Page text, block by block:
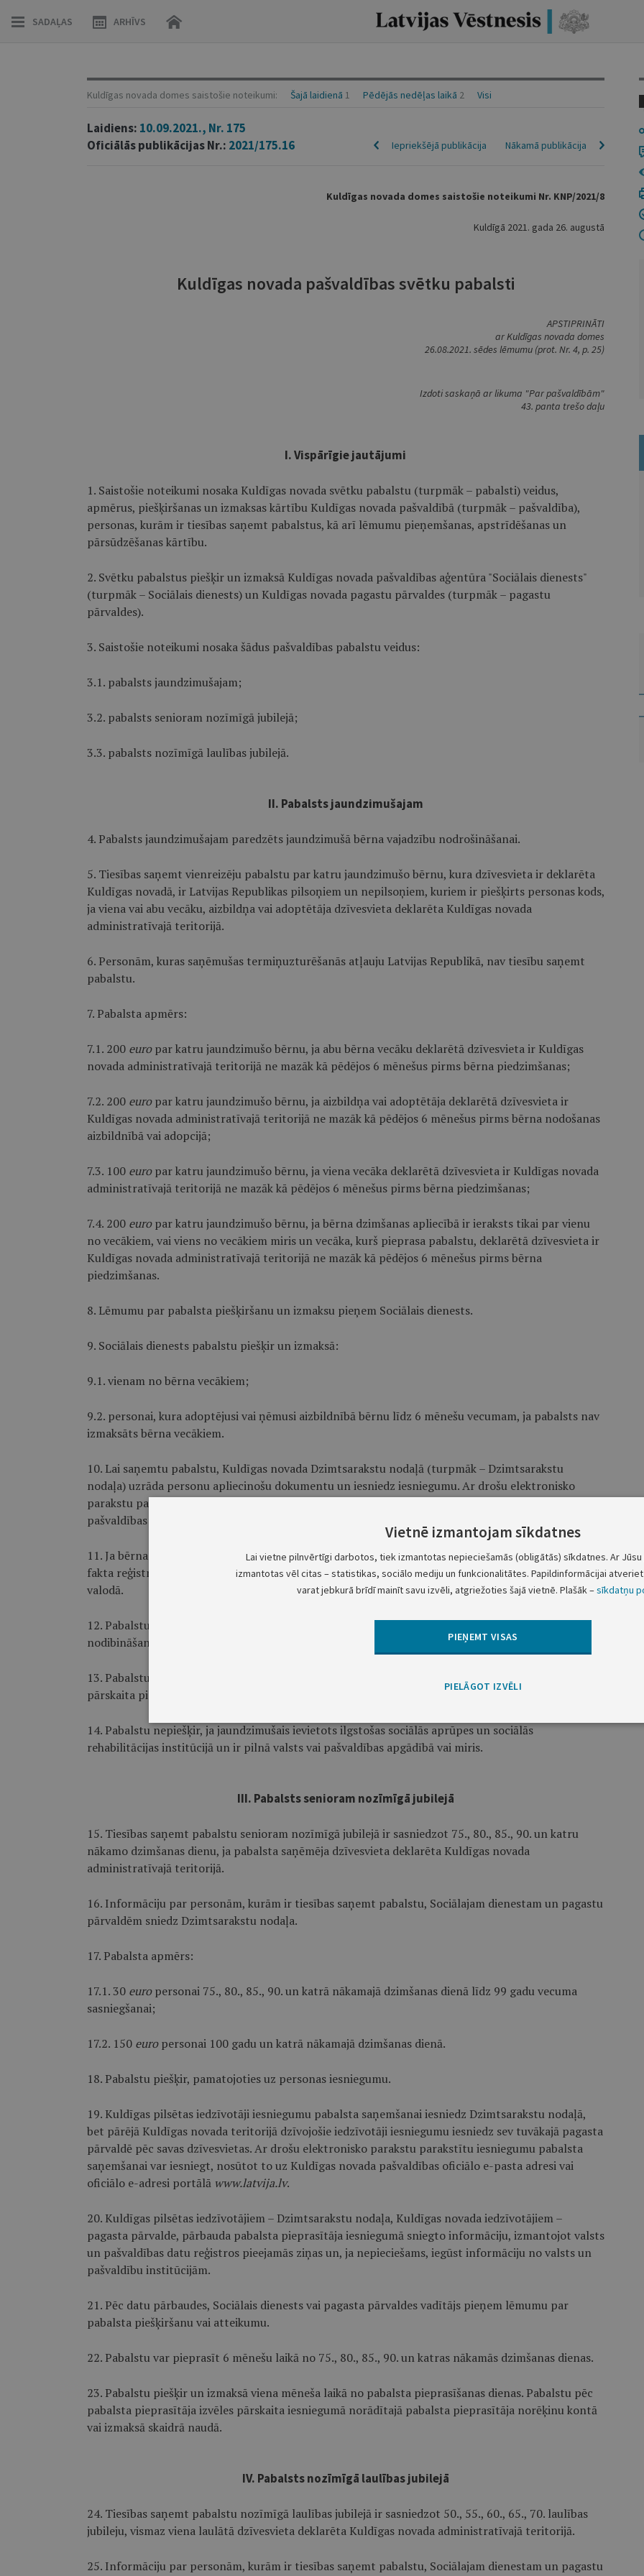
SADAĻAS ARHĪVS
Kuldīgas novada domes saistošie noteikumi: Šajā laidienā 1 Pēdējās nedēļas laikā 2 Visi
Laidiens: 10.09.2021., Nr. 175
Oficiālās publikācijas Nr.: 2021/175.16 Nākamā publikācija
Iepriekšējā publikācija
Kuldīgas novada domes saistošie noteikumi Nr. KNP/2021/8
Kuldīgā 2021. gada 26. augustā
Kuldīgas novada pašvaldības svētku pabalsti
APSTIPRINĀTI
ar Kuldīgas novada domes
26.08.2021. sēdes lēmumu (prot. Nr. 4, p. 25)
Izdoti saskaņā ar likuma "Par pašvaldībām"
43. panta trešo daļu
I. Vispārīgie jautājumi
1. Saistošie noteikumi nosaka Kuldīgas novada svētku pabalstu (turpmāk – pabalsti) veidus,
apmērus, piešķiršanas un izmaksas kārtību Kuldīgas novada pašvaldībā (turpmāk – pašvaldība),
personas, kurām ir tiesības saņemt pabalstus, kā arī lēmumu pieņemšanas, apstrīdēšanas un
pārsūdzēšanas kārtību.
2. Svētku pabalstus piešķir un izmaksā Kuldīgas novada pašvaldības aģentūra "Sociālais dienests"
(turpmāk – Sociālais dienests) un Kuldīgas novada pagastu pārvaldes (turpmāk – pagastu
pārvaldes).
3. Saistošie noteikumi nosaka šādus pašvaldības pabalstu veidus:
3.1. pabalsts jaundzimušajam;
3.2. pabalsts senioram nozīmīgā jubilejā;
3.3. pabalsts nozīmīgā laulības jubilejā.
II. Pabalsts jaundzimušajam
4. Pabalsts jaundzimušajam paredzēts jaundzimušā bērna vajadzību nodrošināšanai.
5. Tiesības saņemt vienreizēju pabalstu par katru jaundzimušo bērnu, kura dzīvesvieta ir deklarēta
Kuldīgas novadā, ir Latvijas Republikas pilsoņiem un nepilsoņiem, kuriem ir piešķirts personas kods,
ja viena vai abu vecāku, aizbildņa vai adoptētāja dzīvesvieta deklarēta Kuldīgas novada
administratīvajā teritorijā.
6. Personām, kuras saņēmušas termiņuzturēšanās atļauju Latvijas Republikā, nav tiesību saņemt
pabalstu.
7. Pabalsta apmērs:
7.1. 200 europar katru jaundzimušo bērnu, ja abu bērna vecāku deklarētā dzīvesvieta ir Kuldīgas
novada administratīvajā teritorijā ne mazāk kā pēdējos 6 mēnešus pirms bērna piedzimšanas;
7.2. 200 europar katru jaundzimušo bērnu, ja aizbildņa vai adoptētāja deklarētā dzīvesvieta ir
Kuldīgas novada administratīvajā teritorijā ne mazāk kā pēdējos 6 mēnešus pirms bērna nodošanas
aizbildnībā vai adopcijā;
7.3. 100 europar katru jaundzimušo bērnu, ja viena vecāka deklarētā dzīvesvieta ir Kuldīgas novada
administratīvajā teritorijā ne mazāk kā pēdējos 6 mēnešus pirms bērna piedzimšanas;
7.4. 200 europar katru jaundzimušo bērnu, ja bērna dzimšanas apliecībā ir ieraksts tikai par vienu
no vecākiem, vai viens no vecākiem miris un vecāka, kurš pieprasa pabalstu, deklarētā dzīvesvieta ir
Kuldīgas novada administratīvajā teritorijā ne mazāk kā pēdējos 6 mēnešus pirms bērna
piedzimšanas.
8. Lēmumu par pabalsta piešķiršanu un izmaksu pieņem Sociālais dienests.
9. Sociālais dienests pabalstu piešķir un izmaksā:
9.1. vienam no bērna vecākiem;
9.2. personai, kura adoptējusi vai ņēmusi aizbildnībā bērnu līdz 6 mēnešu vecumam, ja pabalsts nav
izmaksāts bērna vecākiem.
10. Lai saņemtu pabalstu, Kuldīgas novada Dzimtsarakstu nodaļā (turpmāk – Dzimtsarakstu
nodaļa) uzrāda personu apliecinošu dokumentu un iesniedz iesniegumu. Ar drošu elektronisko
parakstu parakstītu iesniegumu pabalsta saņemšanai var iesniegt, nosūtot to uz Kuldīgas novada
pašvaldības oficiālo e-pasta adresi vai oficiālo e-adresi portālā www.latvija.lv.
11. Ja bērna piedzimšana ir reģistrēta ārvalstīs, dokumentiem, kas apliecina bērna piedzimšanas
fakta reģistrāciju nepieciešams pievienot likumā noteiktajā kārtībā apliecinātu tulkojumu valsts
valodā.
12. Pabalstu var pieprasīt 6 mēnešu laikā no bērna dzimšanas dienas, adopcijas vai aizbildnības
nodibināšanas dienas.
13. Pabalstu piešķir un izmaksā viena mēneša laikā no pabalsta pieprasīšanas dienas. Pabalstu
pārskaita pieprasītāja iesniegumā norādītajā norēķinu kontā.
14. Pabalstu nepiešķir, ja jaundzimušais ievietots ilgstošas sociālās aprūpes un sociālās
rehabilitācijas institūcijā un ir pilnā valsts vai pašvaldības apgādībā vai miris.
III. Pabalsts senioram nozīmīgā jubilejā
15. Tiesības saņemt pabalstu senioram nozīmīgā jubilejā ir sasniedzot 75., 80., 85., 90. un katru
nākamo dzimšanas dienu, ja pabalsta saņēmēja dzīvesvieta deklarēta Kuldīgas novada
administratīvajā teritorijā.
16. Informāciju par personām, kurām ir tiesības saņemt pabalstu, Sociālajam dienestam un pagastu
pārvaldēm sniedz Dzimtsarakstu nodaļa.
17. Pabalsta apmērs:
17.1. 30 europersonai 75., 80., 85., 90. un katrā nākamajā dzimšanas dienā līdz 99 gadu vecuma
sasniegšanai;
17.2. 150 europersonai 100 gadu un katrā nākamajā dzimšanas dienā.
18. Pabalstu piešķir, pamatojoties uz personas iesniegumu.
19. Kuldīgas pilsētas iedzīvotāji iesniegumu pabalsta saņemšanai iesniedz Dzimtsarakstu nodaļā,
bet pārējā Kuldīgas novada teritorijā dzīvojošie iedzīvotāji iesniegumu iesniedz sev tuvākajā pagasta
pārvaldē pēc savas dzīvesvietas. Ar drošu elektronisko parakstu parakstītu iesniegumu pabalsta
saņemšanai var iesniegt, nosūtot to uz Kuldīgas novada pašvaldības oficiālo e-pasta adresi vai
oficiālo e-adresi portālā www.latvija.lv.
20. Kuldīgas pilsētas iedzīvotājiem – Dzimtsarakstu nodaļa, Kuldīgas novada iedzīvotājiem –
pagasta pārvalde, pārbauda pabalsta pieprasītāja iesniegumā sniegto informāciju, izmantojot valsts
un pašvaldības datu reģistros pieejamās ziņas un, ja nepieciešams, iegūst informāciju no valsts un
pašvaldību institūcijām.
21. Pēc datu pārbaudes, Sociālais dienests vai pagasta pārvaldes vadītājs pieņem lēmumu par
pabalsta piešķiršanu vai atteikumu.
22. Pabalstu var pieprasīt 6 mēnešu laikā no 75., 80., 85., 90. un katras nākamās dzimšanas dienas.
23. Pabalstu piešķir un izmaksā viena mēneša laikā no pabalsta pieprasīšanas dienas. Pabalstu pēc
pabalsta pieprasītāja izvēles pārskaita iesniegumā norādītajā pabalsta pieprasītāja norēķinu kontā
vai izmaksā skaidrā naudā.
IV. Pabalsts nozīmīgā laulības jubilejā
24. Tiesības saņemt pabalstu nozīmīgā laulības jubilejā ir sasniedzot 50., 55., 60., 65., 70. laulības
jubileju, vismaz viena laulātā dzīvesvieta deklarēta Kuldīgas novada administratīvajā teritorijā.
25. Informāciju par personām, kurām ir tiesības saņemt pabalstu, Sociālajam dienestam un pagastu
Vietnē izmantojam sīkdatnes
Lai vietne pilnvērtīgi darbotos, tiek izmantotas nepieciešamās (obligātās) sīkdatnes. Ar
izmantotas vēl citas – statistikas, sociālo mediju un funkcionalitātes. Papildinformācijai
varat jebkurā brīdī mainīt savu izvēli, atgriežoties šajā vietnē. Plašāk –sīkdatņu
PIEŅEMT VISAS
PIELĀGOT IZVĒLI